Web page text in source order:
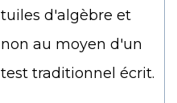
tuiles d'algèbre et
non au moyen d'un
test traditionnel écrit.